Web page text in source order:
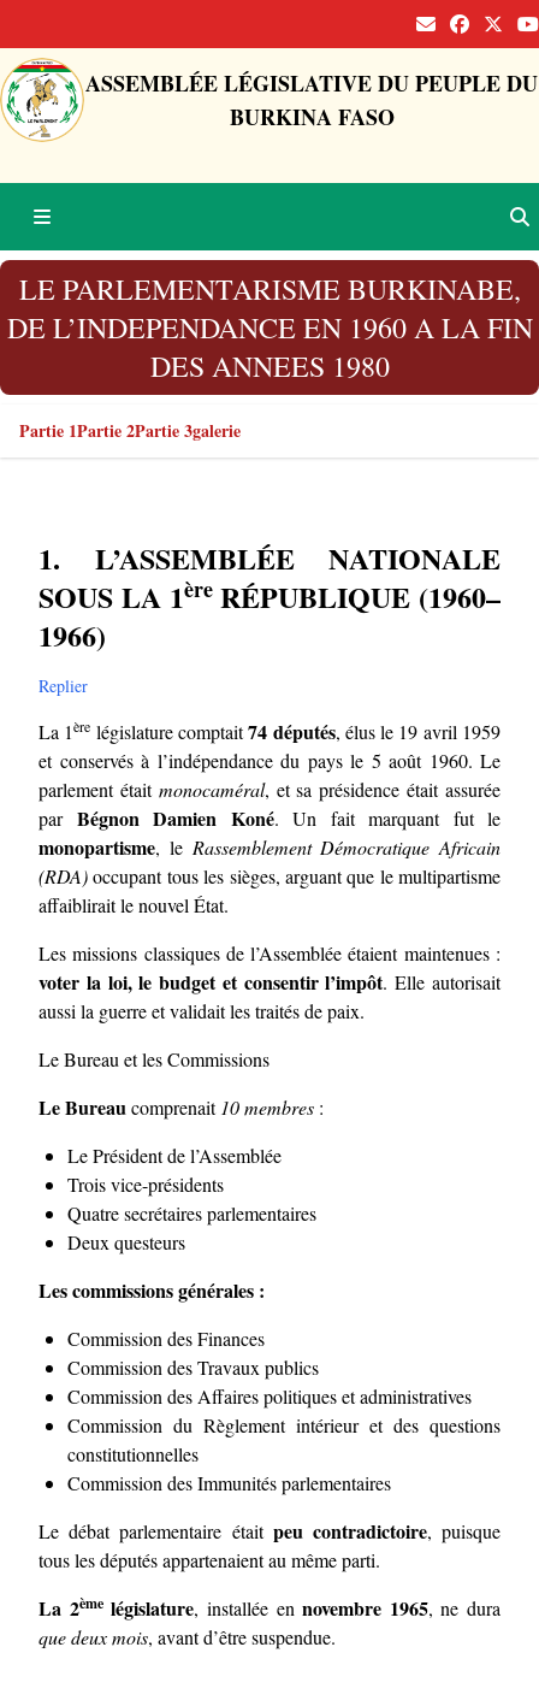
ASSEMBLÉE LÉGISLATIVE DU PEUPLE DU
BURKINA FASO
LE PARLEMENTARISME BURKINABE,
DE L’INDEPENDANCE EN 1960 A LA FIN
DES ANNEES 1980
Partie 1Partie 2Partie 3galerie
1. L’ASSEMBLÉE NATIONALE
SOUS LA 1èreRÉPUBLIQUE (1960–
1966)
Replier
La 1ère législature comptait74 députés, élus le 19 avril 1959
et conservés à l’indépendance du pays le 5 août 1960. Le
parlement était monocaméral, et sa présidence était assurée
par Bégnon Damien Koné. Un fait marquant fut le
monopartisme, le Rassemblement Démocratique Africain
(RDA)occupant tous les sièges, arguant que le multipartisme
affaiblirait le nouvel État.
Les missions classiques de l’Assemblée étaient maintenues :
voter la loi, le budget et consentir l’impôt. Elle autorisait
aussi la guerre et validait les traités de paix.
Le Bureau et les Commissions
Le Bureaucomprenait 10 membres :
Le Président de l’Assemblée
Trois vice-présidents
Quatre secrétaires parlementaires
Deux questeurs
Les commissions générales :
Commission des Finances
Commission des Travaux publics
Commission des Affaires politiques et administratives
Commission du Règlement intérieur et des questions
constitutionnelles
Commission des Immunités parlementaires
Le débat parlementaire était peu contradictoire, puisque
tous les députés appartenaient au même parti.
La 2èmelégislature, installée ennovembre 1965, ne dura
que deux mois, avant d’être suspendue.